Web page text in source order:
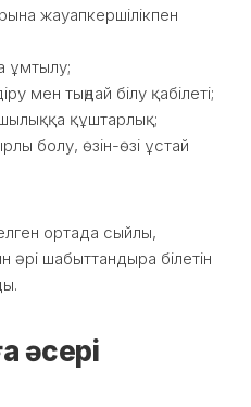
жауапкершілікпен
ұмтылу;
мен тыңдай білу қабілеті;
құштарлық;
болу, өзін-өзі ұстай
ортада сыйлы,
шабыттандыра білетін
әсері